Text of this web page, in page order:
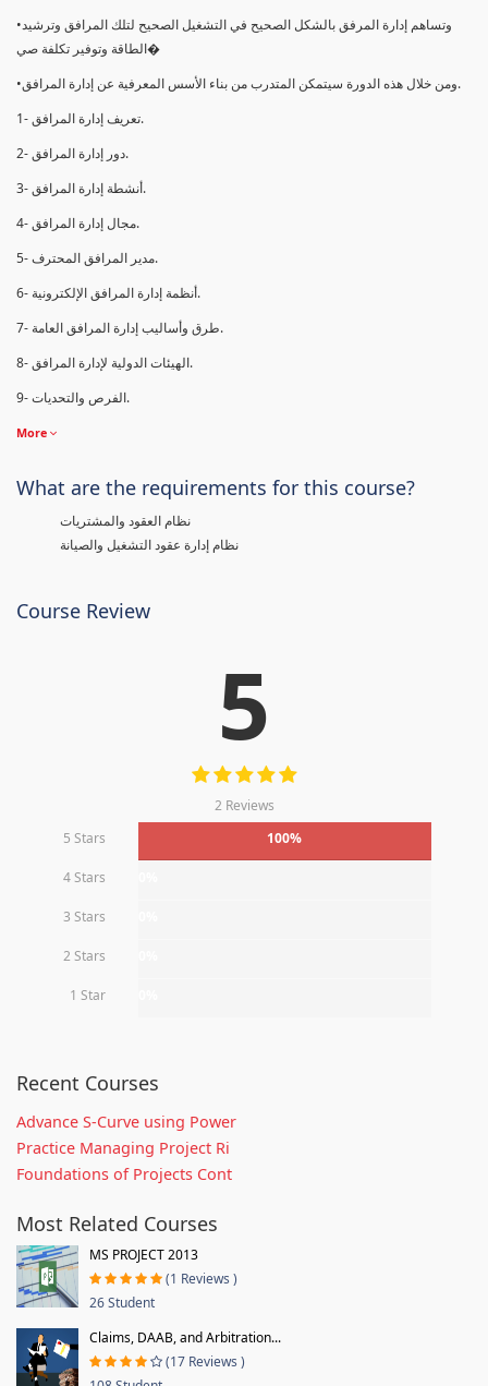
•وتساهم إدارة المرفق بالشكل الصحيح في التشغيل الصحيح لتلك المرافق وترشيد
الطاقة وتوفير تكلفة صي�
•ومن خلال ھذه الدورة سيتمكن المتدرب من بناء الأسس المعرفية عن إدارة المرافق.
1- تعريف إدارة المرافق.
2- دور إدارة المرافق.
3- أنشطة إدارة المرافق.
4- مجال إدارة المرافق.
5- مدير المرافق المحترف.
6- أنظمة إدارة المرافق الإلكترونية.
7- طرق وأساليب إدارة المرافق العامة.
8- الهيئات الدولية لإدارة المرافق.
9- الفرص والتحديات.
More
What are the requirements for this course?
نظام العقود والمشتريات
نظام إدارة عقود التشغيل والصيانة
Course Review
5
2 Reviews
5 Stars
100%
4 Stars
3 Stars
2 Stars
1 Star
Recent Courses
Advance S-Curve using Power
Practice Managing Project Ri
Foundations of Projects Cont
Most Related Courses
MS PROJECT 2013
(1 Reviews )
26 Student
Claims, DAAB, and Arbitration...
(17 Reviews )